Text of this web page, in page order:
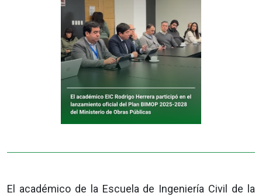
El académico de la Escuela de Ingeniería Civil de la